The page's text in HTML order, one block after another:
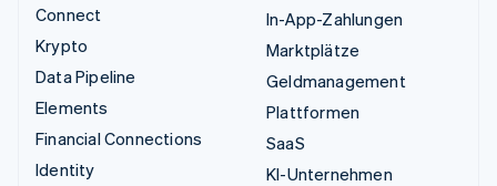
Connect
Krypto
Data Pipeline
Elements
Financial Connections
Identity
In-App-Zahlungen
Marktplätze
Geldmanagement
Plattformen
SaaS
KI-Unternehmen